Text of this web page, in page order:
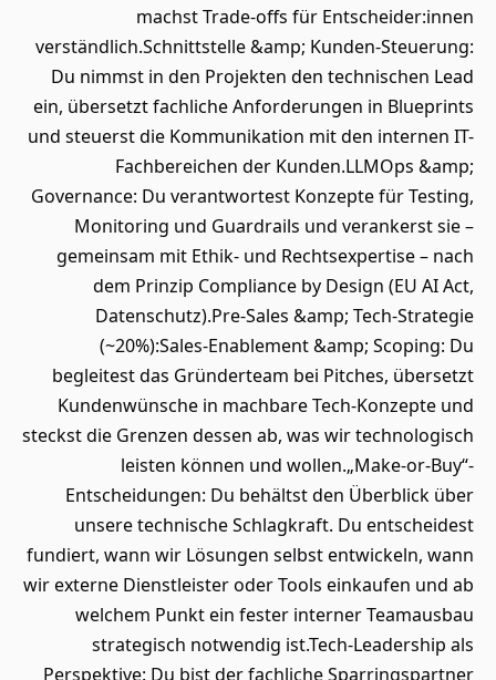
machst Trade-offs für Entscheider:innen
verständlich.Schnittstelle &amp; Kunden-Steuerung:
Du nimmst in den Projekten den technischen Lead
ein, übersetzt fachliche Anforderungen in Blueprints
und steuerst die Kommunikation mit den internen IT-
Fachbereichen der Kunden.LLMOps &amp;
Governance: Du verantwortest Konzepte für Testing,
Monitoring und Guardrails und verankerst sie –
gemeinsam mit Ethik- und Rechtsexpertise – nach
dem Prinzip Compliance by Design (EU AI Act,
Datenschutz).Pre-Sales &amp; Tech-Strategie
(~20%):Sales-Enablement &amp; Scoping: Du
begleitest das Gründerteam bei Pitches, übersetzt
Kundenwünsche in machbare Tech-Konzepte und
steckst die Grenzen dessen ab, was wir technologisch
leisten können und wollen.„Make-or-Buy“-
Entscheidungen: Du behältst den Überblick über
unsere technische Schlagkraft. Du entscheidest
fundiert, wann wir Lösungen selbst entwickeln, wann
wir externe Dienstleister oder Tools einkaufen und ab
welchem Punkt ein fester interner Teamausbau
strategisch notwendig ist.Tech-Leadership als
Perspektive: Du bist der fachliche Sparringspartner